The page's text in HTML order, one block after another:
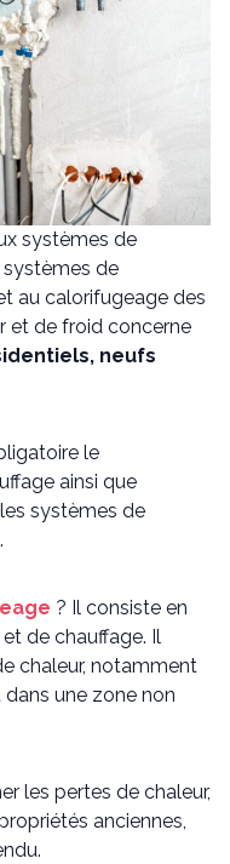
systèmes de
de
au calorifugeage des
et de froid concerne
neufs
le
ainsi que
systèmes de
? Il consiste en
et de chauffage. Il
chaleur, notamment
une zone non
les pertes de chaleur,
anciennes,